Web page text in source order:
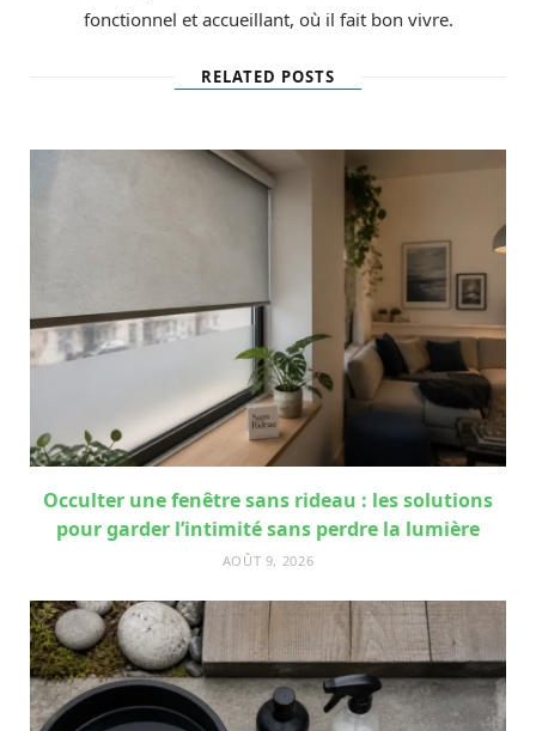
fonctionnel et accueillant, où il fait bon vivre.
RELATED POSTS
Occulter une fenêtre sans rideau : les solutions
pour garder l’intimité sans perdre la lumière
AOÛT 9, 2026